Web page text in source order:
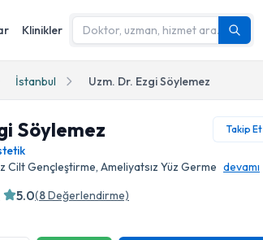
Klinikler
İstanbul Uzm. Dr. Ezgi Söylemez
Söylemez Takip Et
Cilt Gençleştirme, Ameliyatsız Yüz Germe devamı
5.0(8Değerlendirme)